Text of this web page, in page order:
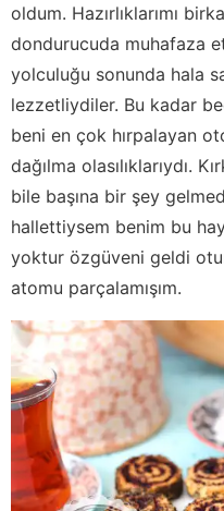
oldum. Hazırlıklarımı
dondurucuda muhafaza
yolculuğu sonunda hala
lezzetliydiler. Bu kadar
beni en çok hırpalayan
dağılma olasılıklarıydı.
bile başına bir şey
hallettiysem benim bu
yoktur özgüveni geldi
atomu parçalamışım.